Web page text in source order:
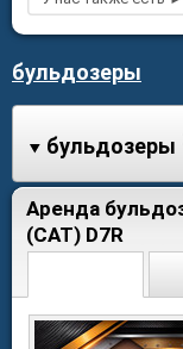
бульдозеры
бульдозеры
Аренда
(CAT) D7R